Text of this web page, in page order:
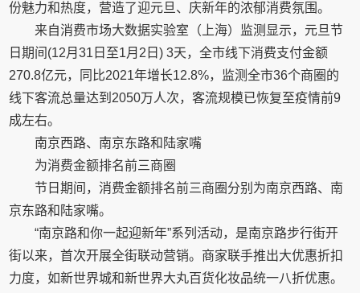
份魅力和热度，营造了迎元旦、庆新年的浓郁消费氛围。
来自消费市场大数据实验室（上海）监测显示，元旦节
日期间(12月31日至1月2日) 3天，全市线下消费支付金额
270.8亿元，同比2021年增长12.8%，监测全市36个商圈的
线下客流总量达到2050万人次，客流规模已恢复至疫情前9
成左右。
南京西路、南京东路和陆家嘴
为消费金额排名前三商圈
节日期间，消费金额排名前三商圈分别为南京西路、南
京东路和陆家嘴。
“南京路和你一起迎新年”系列活动，是南京路步行街开
街以来，首次开展全街联动营销。商家联手推出大优惠折扣
力度，如新世界城和新世界大丸百货化妆品统一八折优惠。